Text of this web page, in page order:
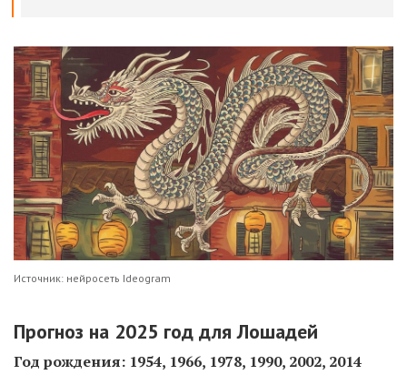
Источник: нейросеть Ideogram
Прогноз на 2025 год для Лошадей
Год рождения: 1954, 1966, 1978, 1990, 2002, 2014